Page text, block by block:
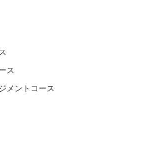
ス
メントコース